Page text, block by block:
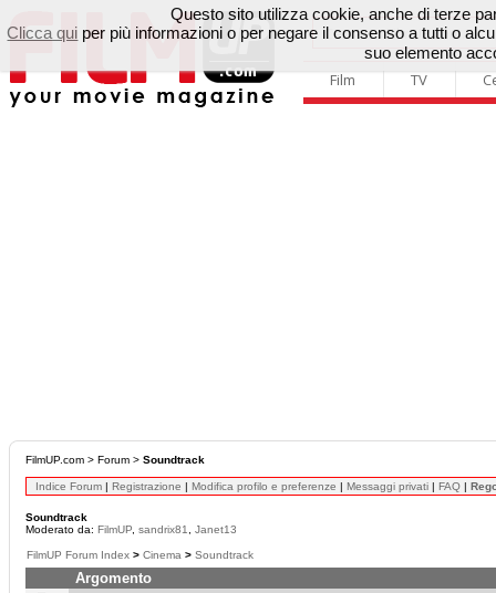
Film TV
FilmUP.com > Forum > Soundtrack
Indice Forum | Registrazione | Modifica profilo e preferenze | Messaggi privati | FAQ |
Soundtrack
Moderato da: FilmUP sandrix81 Janet13
FilmUP Forum Index > Cinema > Soundtrack
Argomento
Questo sito utilizza cookie, anche di terze
Clicca qui per più informazioni o per negare il consenso a tutti o
suo elemento